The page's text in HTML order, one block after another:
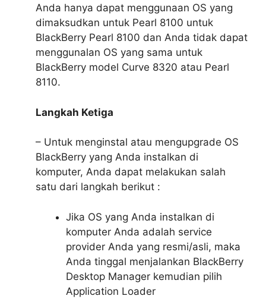
Anda hanya dapat menggunaan OS yang
dimaksudkan untuk Pearl 8100 untuk
BlackBerry Pearl 8100 dan Anda tidak dapat
menggunalan OS yang sama untuk
BlackBerry model Curve 8320 atau Pearl
8110.
Langkah Ketiga
– Untuk menginstal atau mengupgrade OS
BlackBerry yang Anda instalkan di
komputer, Anda dapat melakukan salah
satu dari langkah berikut :
Jika OS yang Anda instalkan di
komputer Anda adalah service
provider Anda yang resmi/asli, maka
Anda tinggal menjalankan BlackBerry
Desktop Manager kemudian pilih
Application Loader